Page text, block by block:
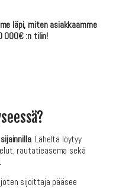
läpi, miten asiakkaamme
000€ :n tilin!
. Läheltä löytyy
rautatieasema sekä
sijoittaja pääsee